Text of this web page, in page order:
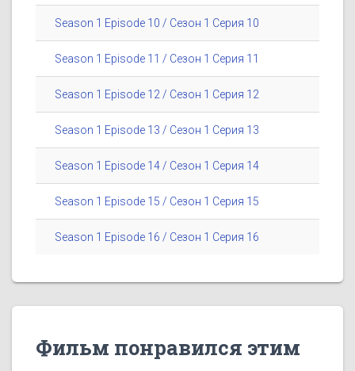
Season 1 Episode 10 / Сезон 1 Серия 10
Season 1 Episode 11 / Сезон 1 Серия 11
Season 1 Episode 12 / Сезон 1 Серия 12
Season 1 Episode 13 / Сезон 1 Серия 13
Season 1 Episode 14 / Сезон 1 Серия 14
Season 1 Episode 15 / Сезон 1 Серия 15
Season 1 Episode 16 / Сезон 1 Серия 16
Фильм понравился этим